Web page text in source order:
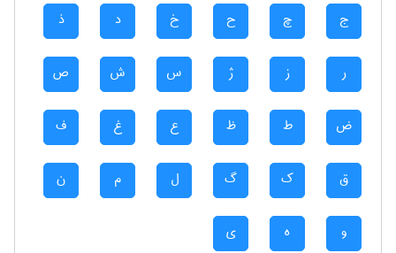
ج چ ح خ د ذ
ر ز ژ س ش ص
ض ط ظ ع غ ف
ق ک گ ل م ن
و ه ی